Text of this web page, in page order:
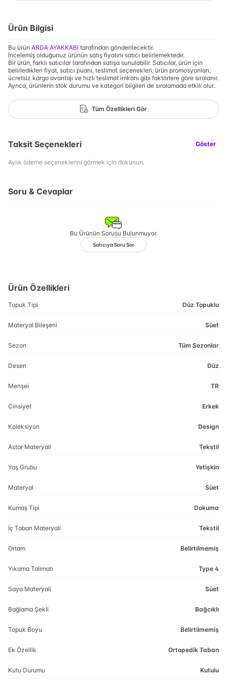
Ürün Bilgisi
Bu ürün ARDA AYAKKABI tarafından gönderilecektir.
İncelemiş olduğunuz ürünün satış fiyatını satıcı belirlemektedir.
Bir ürün, farklı satıcılar tarafından satışa sunulabilir. Satıcılar, ürün için
belirledikleri fiyat, satıcı puanı, teslimat seçenekleri, ürün promosyonları,
ücretsiz kargo avantajı ve hızlı teslimat imkanı gibi faktörlere göre sıralanır.
Ayrıca, ürünlerin stok durumu ve kategori bilgileri de sıralamada etkili olur.
Tüm Özellikleri Gör
Taksit Seçenekleri Göster
Aylık ödeme seçeneklerini görmek için dokunun.
Soru & Cevaplar
Bu Ürünün Sorusu Bulunmuyor.
Satıcıya Soru Sor
Ürün Özellikleri
Topuk Tipi Düz Topuklu
Materyal Bileşeni Süet
Sezon Tüm Sezonlar
Desen Düz
Menşei TR
Cinsiyet Erkek
Koleksiyon Design
Astar Materyali Tekstil
Yaş Grubu Yetişkin
Materyal Süet
Kumaş Tipi Dokuma
İç Taban Materyali Tekstil
Ortam Belirtilmemiş
Yıkama Talimatı Type 4
Saya Materyali Süet
Bağlama Şekli Bağcıklı
Topuk Boyu Belirtilmemiş
Ek Özellik Ortopedik Taban
Kutu Durumu Kutulu